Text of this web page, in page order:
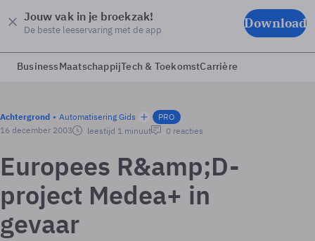
Jouw vak in je broekzak!
De beste leeservaring met de app Download
BusinessMaatschappijTech & ToekomstCarrière
Achtergrond Automatisering Gids
PRO
16 december 2003
leestijd 1 minuut 0 reacties
Europees R&amp;D-
project Medea+ in
gevaar